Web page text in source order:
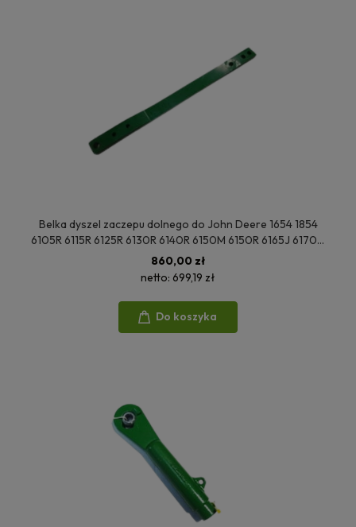
Belka dyszel zaczepu dolnego do John Deere 1654 1854
6105R 6115R 6125R 6130R 6140R 6150M 6150R 6165J 6170M
6170R 6175R 6180J 6195R 6215R 6800 6810 L115073
860,00 zł
netto: 699,19 zł
Do koszyka